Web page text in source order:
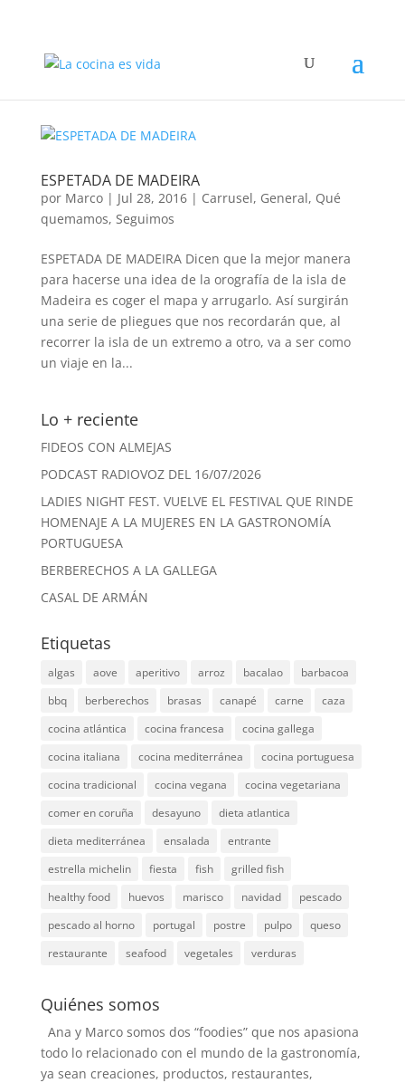
ESPETADA DE MADEIRA
por Marco| Jul 28, 2016| Carrusel, General, Qué
quemamos, Seguimos
ESPETADA DE MADEIRA Dicen que la mejor manera
para hacerse una idea de la orografía de la isla de
Madeira es coger el mapa y arrugarlo. Así surgirán
una serie de pliegues que nos recordarán que, al
recorrer la isla de un extremo a otro, va a ser como
un viaje en la...
Lo + reciente
FIDEOS CON ALMEJAS
PODCAST RADIOVOZ DEL 16/07/2026
LADIES NIGHT FEST. VUELVE EL FESTIVAL QUE RINDE
HOMENAJE A LA MUJERES EN LA GASTRONOMÍA
PORTUGUESA
BERBERECHOS A LA GALLEGA
CASAL DE ARMÁN
Etiquetas
algas aove aperitivo arroz bacalao
barbacoa
bbq
berberechos brasas canapé carne
caza
cocina atlántica
cocina francesa
cocina gallega
cocina italiana
cocina mediterránea
cocina portuguesa
cocina tradicional
cocina vegana
cocina vegetariana
comer en coruña
desayuno
dieta atlantica
dieta mediterránea
ensalada
entrante
estrella michelin
fiesta fish
grilled fish
healthy food
huevos marisco navidad
pescado
pescado al horno
portugal postre pulpo
queso
restaurante
seafood vegetales verduras
Quiénes somos
Ana y Marco somos dos “foodies” que nos apasiona
todo lo relacionado con el mundo de la gastronomía,
ya sean creaciones, productos, restaurantes,